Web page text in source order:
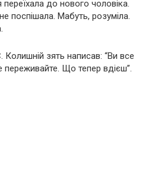
до нового чоловіка.
поспішала. Мабуть, розуміла.
зять написав: “Ви все
переживайте. Що тепер вдієш”.